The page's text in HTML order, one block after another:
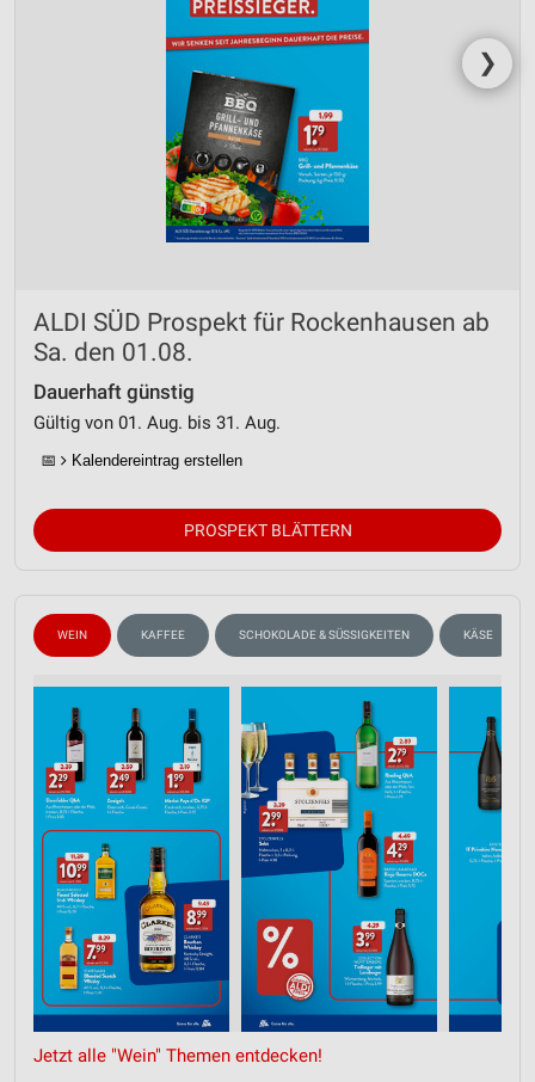
❯
ALDI SÜD Prospekt für Rockenhausen ab
Sa. den 01.08.
Dauerhaft günstig
Gültig von 01. Aug. bis 31. Aug.
📅 Kalendereintrag erstellen
PROSPEKT BLÄTTERN
WEIN KAFFEE SCHOKOLADE & SÜSSIGKEITEN KÄSE
Jetzt alle "Wein" Themen entdecken!